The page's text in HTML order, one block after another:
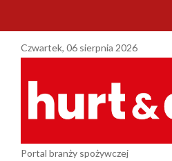
Czwartek, 06 sierpnia 2026
Portal branży spożywczej